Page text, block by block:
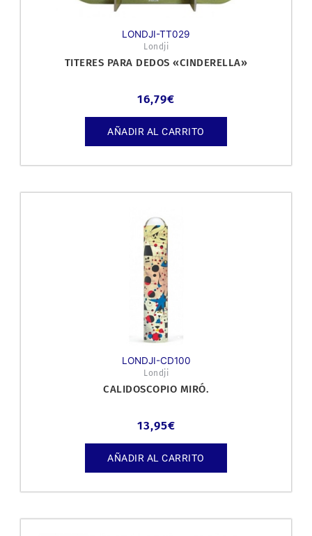
LONDJI-TT029
Londji
TITERES PARA DEDOS «CINDERELLA»
16,79€
AÑADIR AL CARRITO
LONDJI-CD100
Londji
CALIDOSCOPIO MIRÓ.
13,95€
AÑADIR AL CARRITO